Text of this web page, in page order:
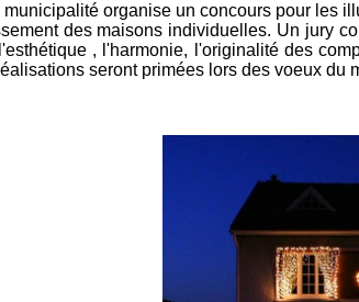
organise un concours pour les
des maisons individuelles. Un jury
, l'harmonie, l'originalité des
seront primées lors des voeux du